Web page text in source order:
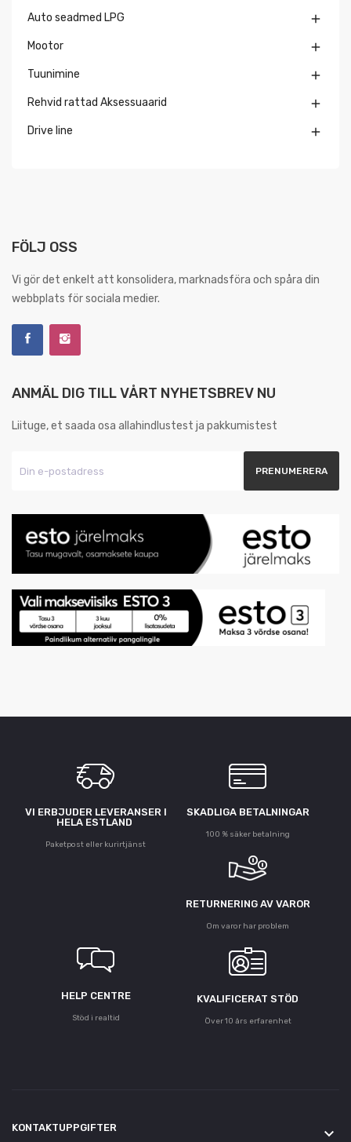
Auto seadmed LPG 
Mootor 
Tuunimine 
Rehvid rattad Aksessuaarid 
Drive line 
FÖLJ OSS
Vi gör det enkelt att konsolidera, marknadsföra och spåra din
webbplats för sociala medier.
ANMÄL DIG TILL VÅRT NYHETSBREV NU
Liituge, et saada osa allahindlustest ja pakkumistest
VI ERBJUDER LEVERANSER I
HELA ESTLAND
Paketpost eller kurirtjänst
SKADLIGA BETALNINGAR
100 % säker betalning
RETURNERING AV VAROR
Om varor har problem
HELP CENTRE
Stöd i realtid
KVALIFICERAT STÖD
Över 10 års erfarenhet
KONTAKTUPPGIFTER keyboard_arrow_down